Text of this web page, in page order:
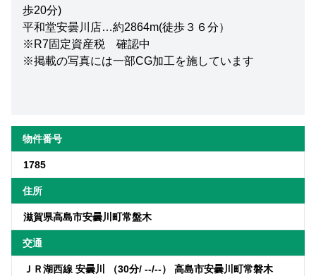
歩20分)
平和堂安曇川店…約2864m(徒歩３６分）
※R7固定資産税 確認中
※掲載の写真には一部CG加工を施しています
物件番号
1785
住所
滋賀県高島市安曇川町常盤木
交通
ＪＲ湖西線 安曇川 （30分/ --/--） 高島市安曇川町常磐木